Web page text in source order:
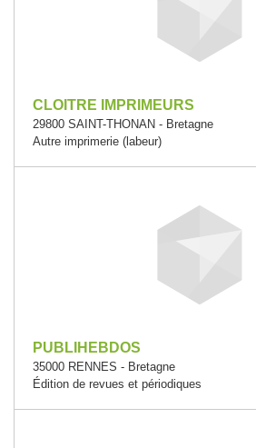
CLOITRE IMPRIMEURS
29800 SAINT-THONAN - Bretagne
Autre imprimerie (labeur)
PUBLIHEBDOS
35000 RENNES - Bretagne
Édition de revues et périodiques